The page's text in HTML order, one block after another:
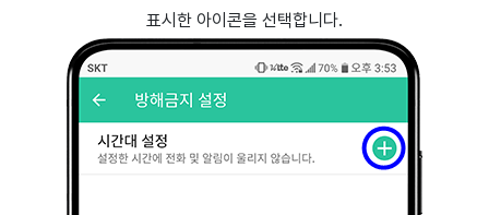
표시한 아이콘을 선택합니다.